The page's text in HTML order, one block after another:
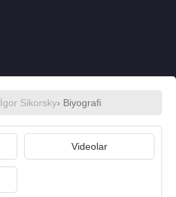
İgor Sikorsky› Biyografi
Videolar